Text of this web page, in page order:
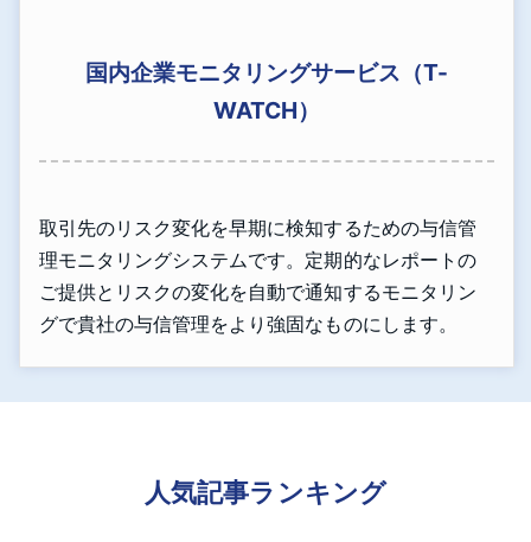
国内企業モニタリングサービス（T-
WATCH）
取引先のリスク変化を早期に検知するための与信管
理モニタリングシステムです。定期的なレポートの
ご提供とリスクの変化を自動で通知するモニタリン
グで貴社の与信管理をより強固なものにします。
人気記事ランキング